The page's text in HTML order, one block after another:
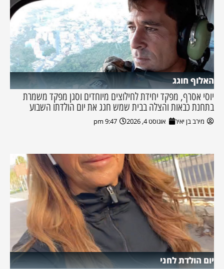
האלוף חוגג
יוסי אסרף, מפקד יחידת לחילוצים מיוחדים וסגן מפקד משמרת
בתחנת כבאות והצלה בבית שמש חגג את יום הולדתו השבוע
מירב בן יאיר אוגוסט 4, 2026 9:47 pm
יום הולדת לחני